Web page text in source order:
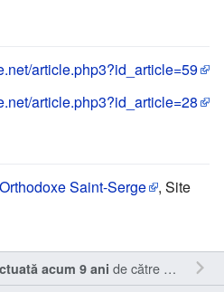
article.php3?id_article=59
article.php3?id_article=28
Saint-Serge
, Site
acum 9 ani de către Sîmbotin